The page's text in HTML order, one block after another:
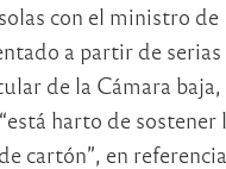
con el ministro
a partir de
de la Cámara
harto de
cartón”, en